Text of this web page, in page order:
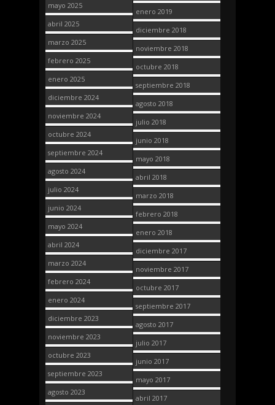
mayo 2025
abril 2025
marzo 2025
febrero 2025
enero 2025
diciembre 2024
noviembre 2024
octubre 2024
septiembre 2024
agosto 2024
julio 2024
junio 2024
mayo 2024
abril 2024
marzo 2024
febrero 2024
enero 2024
diciembre 2023
noviembre 2023
octubre 2023
septiembre 2023
agosto 2023
enero 2019
diciembre 2018
noviembre 2018
octubre 2018
septiembre 2018
agosto 2018
julio 2018
junio 2018
mayo 2018
abril 2018
marzo 2018
febrero 2018
enero 2018
diciembre 2017
noviembre 2017
octubre 2017
septiembre 2017
agosto 2017
julio 2017
junio 2017
mayo 2017
abril 2017